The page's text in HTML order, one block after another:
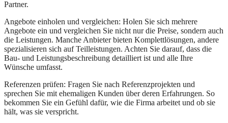
Partner.
Angebote einholen und vergleichen: Holen Sie sich mehrere
Angebote ein und vergleichen Sie nicht nur die Preise, sondern auch
die Leistungen. Manche Anbieter bieten Komplettlösungen, andere
spezialisieren sich auf Teilleistungen. Achten Sie darauf, dass die
Bau- und Leistungsbeschreibung detailliert ist und alle Ihre
Wünsche umfasst.
Referenzen prüfen: Fragen Sie nach Referenzprojekten und
sprechen Sie mit ehemaligen Kunden über deren Erfahrungen. So
bekommen Sie ein Gefühl dafür, wie die Firma arbeitet und ob sie
hält, was sie verspricht.